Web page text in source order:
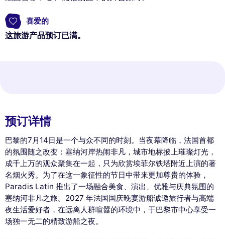
喜爱的
这旅游产品预订已满。
预订详情
巴黎的7月14日是一个与众不同的时刻。当夜幕降临，法国首都
的氛围随之改变：塞纳河岸热闹非凡，城市地标披上璀璨灯光，
成千上万的观众聚集在一起，只为欣赏埃菲尔铁塔附近上演的著
名烟火秀。为了在这一象征性的节日中带来更加尊贵的体验，
Paradis Latin 推出了一场融合美食、演出、优雅与庆典氛围的
塞纳河非凡之旅。2027 年法国国庆晚宴游船诚邀旅行者与高端
夜生活爱好者，在远离人群喧嚣的环境中，于巴黎市中心享受一
场独一无二的精致游船之夜。